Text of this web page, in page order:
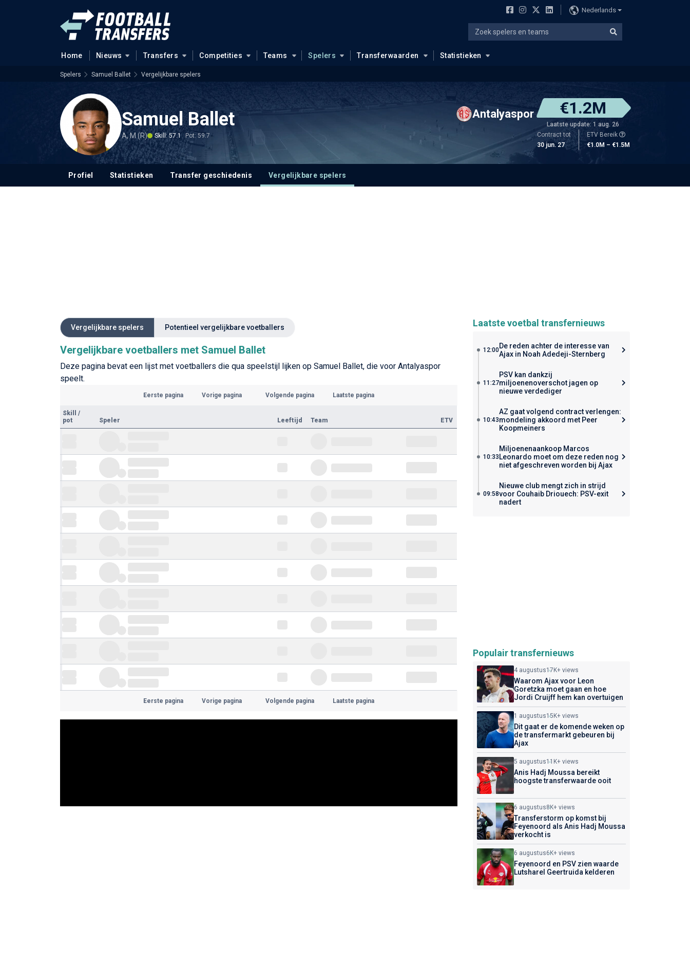
Nederlands
Home Nieuws Transfers Competities Teams Spelers Transferwaarden Statistieken
Spelers Samuel Ballet Vergelijkbare spelers
Samuel Ballet
A, M (R) Skill: 57.1 Pot: 59.7
Antalyaspor €1.2M
Laatste update: 1 aug. 26
Contract tot
30 jun. 27
ETV Bereik
€1.0M – €1.5M
Profiel Statistieken Transfer geschiedenis Vergelijkbare spelers
Vergelijkbare spelers Potentieel vergelijkbare voetballers
Vergelijkbare voetballers met Samuel Ballet
Deze pagina bevat een lijst met voetballers die qua speelstijl lijken op Samuel Ballet, die voor Antalyaspor
speelt.
Eerste pagina Vorige pagina Volgende pagina Laatste pagina
Skill
/
pot
Speler Leeftijd Team ETV
Eerste pagina Vorige pagina Volgende pagina Laatste pagina
Laatste voetbal transfernieuws
12:00De reden achter de interesse van
Ajax in Noah Adedeji-Sternberg
11:27
PSV kan dankzij
miljoenenoverschot jagen op
nieuwe verdediger
10:43
AZ gaat volgend contract verlengen:
mondeling akkoord met Peer
Koopmeiners
10:33
Miljoenenaankoop Marcos
Leonardo moet om deze reden nog
niet afgeschreven worden bij Ajax
09:58
Nieuwe club mengt zich in strijd
voor Couhaib Driouech: PSV-exit
nadert
Populair transfernieuws
4 augustus17K+ views
Waarom Ajax voor Leon
Goretzka moet gaan en hoe
Jordi Cruijff hem kan overtuigen
1 augustus15K+ views
Dit gaat er de komende weken op
de transfermarkt gebeuren bij
Ajax
5 augustus11K+ views
Anis Hadj Moussa bereikt
hoogste transferwaarde ooit
6 augustus8K+ views
Transferstorm op komst bij
Feyenoord als Anis Hadj Moussa
verkocht is
6 augustus6K+ views
Feyenoord en PSV zien waarde
Lutsharel Geertruida kelderen